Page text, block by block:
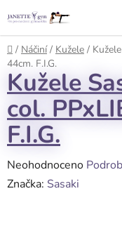
na
obsah
Domů
/ Náčiní / Kužele /
44cm. F.I.G.
Kužele
col.
F.I.G.
Průměrné
hodnocení
Neohodnoceno
Značka: Sasaki